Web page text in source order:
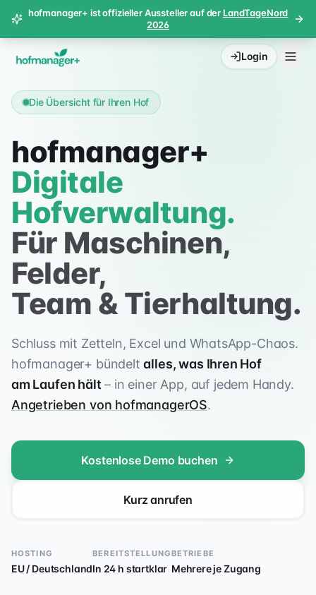
hofmanager+ ist offizieller Aussteller auf der LandTageNord
2026
Login
Die Übersicht für Ihren Hof
hofmanager+
Digitale
Hofverwaltung.
Für Maschinen,
Felder,
Team & Tierhaltung.
Schluss mit Zetteln, Excel und WhatsApp-Chaos.
hofmanager+ bündelt alles, was Ihren Hof
am Laufen hält – in einer App, auf jedem Handy.
Angetrieben von hofmanagerOS.
Kostenlose Demo buchen
Kurz anrufen
HOSTING
EU / Deutschland
BEREITSTELLUNG
In 24 h startklar
BETRIEBE
Mehrere je Zugang